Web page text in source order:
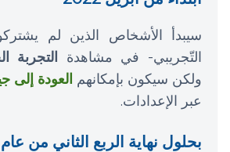
سيبدأ الأشخاص الذين لم
التّجريبي- في مشاهدة التجربة
ولكن سيكون بإمكانهم العودة إلى
عبر الإعدادات.
بحلول نهاية الربع الثاني من عام 2022